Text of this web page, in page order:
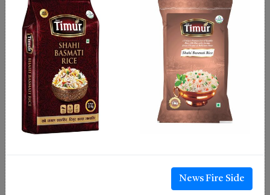
News Fire Side